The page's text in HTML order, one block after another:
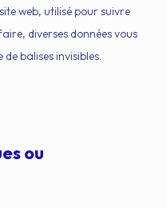
web, utilisé pour suivre
diverses données vous
balises invisibles.
ou